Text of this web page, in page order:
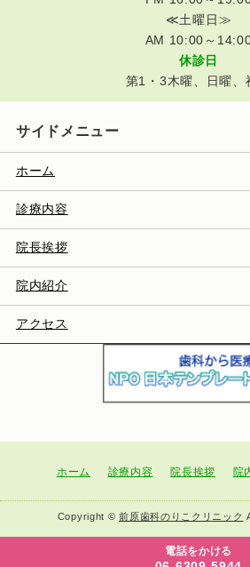
≪土曜日≫
AM 10:00～
休診日
第1・3木曜、日曜、
電話をかける
サイドメニュー
ホーム
診療内容
院長挨拶
院内紹介
アクセス
ホーム 診療内容 院長挨拶 院
Copyright ©前原歯科のりこクリニック